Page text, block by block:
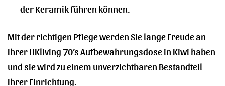
der Keramik führen können.
Mit der richtigen Pflege werden Sie lange Freude an
Ihrer HKliving 70’s Aufbewahrungsdose in Kiwi haben
und sie wird zu einem unverzichtbaren Bestandteil
Ihrer Einrichtung.